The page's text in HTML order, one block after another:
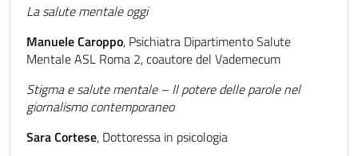
La salute mentale oggi
Manuele Caroppo, Psichiatra Dipartimento Salute
Mentale ASL Roma 2, coautore del Vademecum
Stigma e salute mentale – Il potere delle parole nel
giornalismo contemporaneo
Sara Cortese, Dottoressa in psicologia